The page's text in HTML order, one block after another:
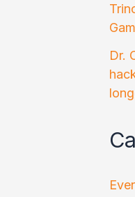
Dr.